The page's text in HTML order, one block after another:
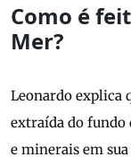
Como é
Mer?
Leonardo explica
extraída do fundo
e minerais em